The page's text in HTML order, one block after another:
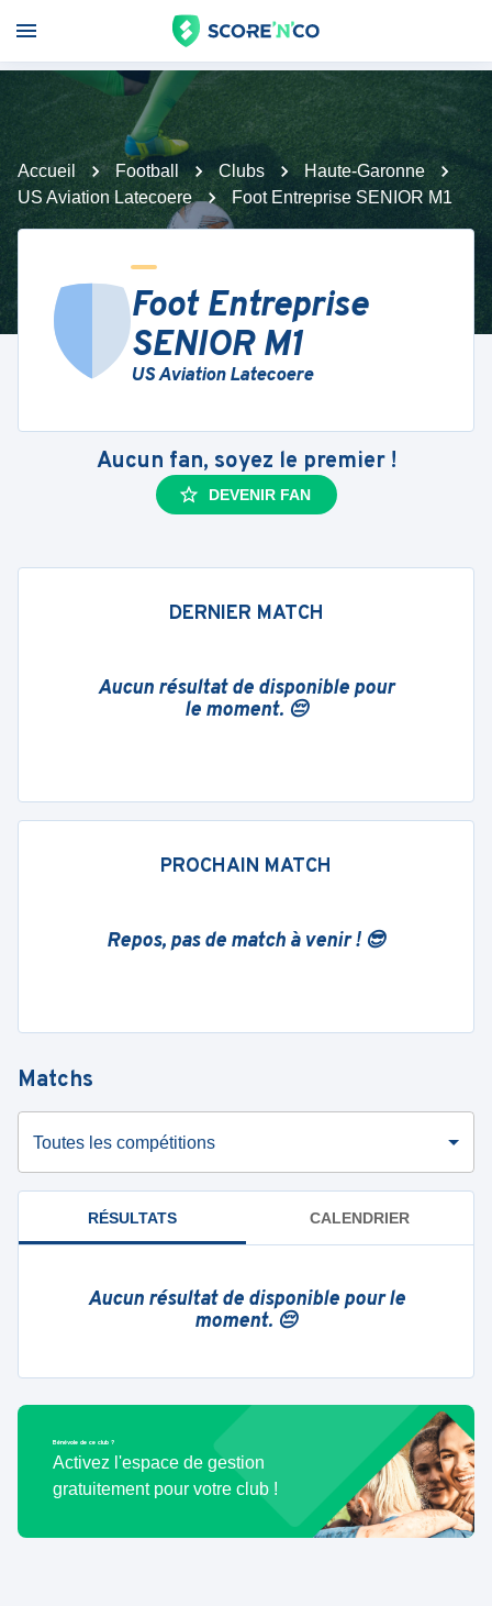
Accueil Football Clubs
Haute-Garonne
US Aviation Latecoere
Foot Entreprise SENIOR M1
Foot Entreprise
SENIOR M1
US Aviation Latecoere
Aucun fan, soyez le premier !
DEVENIR FAN
DERNIER MATCH
Aucun résultat de disponible pour
le moment. 😔
PROCHAIN MATCH
Repos, pas de match à venir ! 😎
Matchs
Toutes les compétitions
RÉSULTATS CALENDRIER
Aucun résultat de disponible pour le
moment. 😔
Bénévole de ce club ?
Activez l'espace de gestion
gratuitement pour votre club !